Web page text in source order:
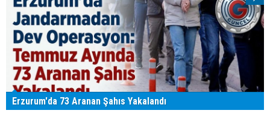
Erzurum'da 73 Aranan Şahıs Yakalandı